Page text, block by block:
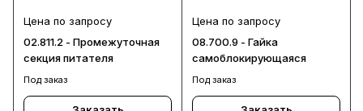
Цена по запросу
02.811.2 - Промежуточная
секция питателя
Под заказ
Цена по запросу
08.700.9 - Гайка
самоблокирующаяся
Под заказ